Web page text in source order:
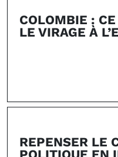
COLOMBIE :
LE VIRAGE À
REPENSER LE